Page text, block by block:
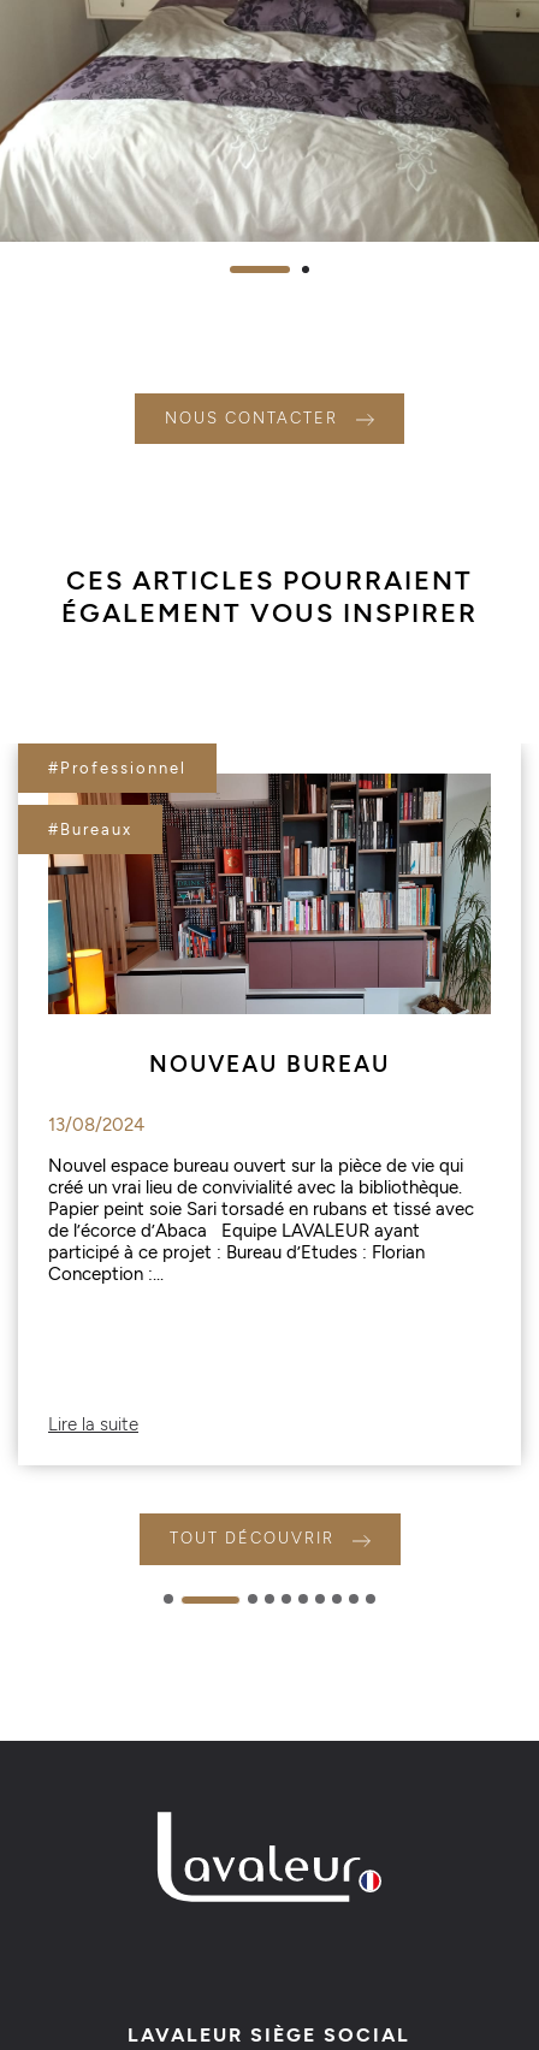
NOUS CONTACTER
CES ARTICLES POURRAIENT
ÉGALEMENT VOUS INSPIRER
#Professionnel
#Bureaux
NOUVEAU BUREAU
13/08/2024
Nouvel espace bureau ouvert sur la pièce de vie qui
créé un vrai lieu de convivialité avec la bibliothèque.
Papier peint soie Sari torsadé en rubans et tissé avec
de l’écorce d’Abaca Equipe LAVALEUR ayant
participé à ce projet : Bureau d’Etudes : Florian
Conception :...
Lire la suite
TOUT DÉCOUVRIR
LAVALEUR SIÈGE SOCIAL